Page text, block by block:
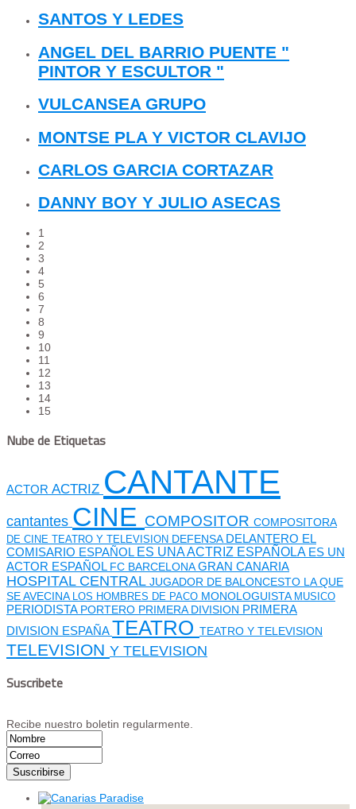
SANTOS Y LEDES
ANGEL DEL BARRIO PUENTE "
PINTOR Y ESCULTOR "
VULCANSEA GRUPO
MONTSE PLA Y VICTOR CLAVIJO
CARLOS GARCIA CORTAZAR
DANNY BOY Y JULIO ASECAS
1
2
3
4
5
6
7
8
9
10
11
12
13
14
15
Nube de Etiquetas
ACTOR ACTRIZ CANTANTE
cantantes CINE COMPOSITOR COMPOSITORA
DE CINE TEATRO Y TELEVISION DEFENSA DELANTERO EL
COMISARIO ESPAÑOL ES UNA ACTRIZ ESPAÑOLA ES UN
ACTOR ESPAÑOL FC BARCELONAGRAN CANARIA
HOSPITAL CENTRAL JUGADOR DE BALONCESTO LA QUE
SE AVECINA LOS HOMBRES DE PACO MONOLOGUISTA MUSICO
PERIODISTA PORTERO PRIMERA DIVISION PRIMERA
DIVISION ESPAÑATEATRO TEATRO Y TELEVISION
TELEVISION Y TELEVISION
Suscribete
Recibe nuestro boletin regularmente.